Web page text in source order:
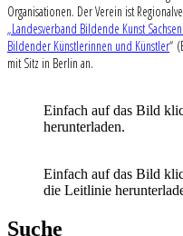
Organisationen. Der Verein ist
„Landesverband Bildende Kunst Sachsen
Bildender Künstlerinnen und Künstler“
mit Sitz in Berlin an.
Einfach auf das Bild
herunterladen.
Einfach auf das Bild
die Leitlinie
Suche